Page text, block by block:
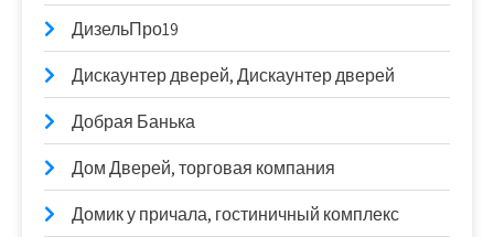
ДизельПро19
Дискаунтер дверей, Дискаунтер дверей
Добрая Банька
Дом Дверей, торговая компания
Домик у причала, гостиничный комплекс